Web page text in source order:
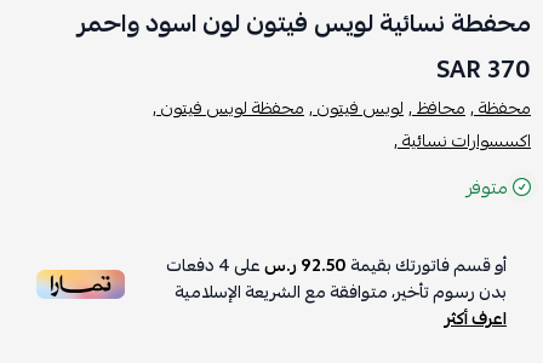
محفطة نسائية لويس فيتون لون اسود واحمر
370 SAR
محفظة ,محافظ ,لويس فيتون ,محفظة لويس فيتون ,
اكسسوارات نسائية ,
متوفر
أو قسم فاتورتك بقيمة92.50 ر.س على4دفعات
بدون رسوم تأخير، متوافقة مع الشريعة الإسلامية
اعرف أكثر